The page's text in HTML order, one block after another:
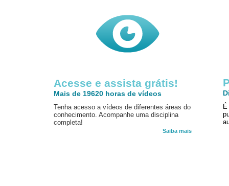
Acesse e assista grátis!
Mais de 19620 horas de vídeos
Tenha acesso a vídeos de diferentes áreas do
conhecimento. Acompanhe uma disciplina
completa!
Saiba mais